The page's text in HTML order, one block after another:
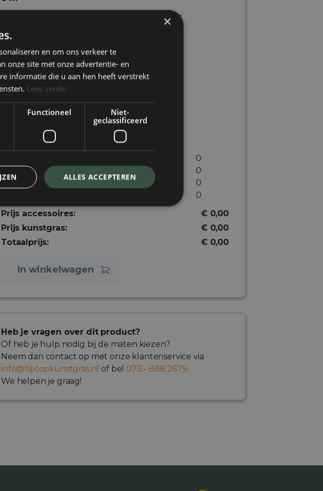
Je ontvangt de volgende stukken kunstgras:
Aantal naden:
Minimaal
Snijverlies:
0m²
€ 0,00
Maak jou bestelling af met de volgende
benodigdheden:
Kunstgras ankers € 1,25
Kunstgraskit € 14,95
Prijs accessoires:
€ 0,00
Prijs kunstgras:
€ 0,00
Totaalprijs:
€ 0,00
In winkelwagen
Heb je vragen over dit product?
Of heb je hulp nodig bij de maten kiezen?
Neem dan contact op met onze klantenservice via
info@tiptopkunstgras.nl of bel 073 - 888 2679.
We helpen je graag!
×
en om ons verkeer te
onze site met onze advertentie- en
informatie die u aan hen heeft verstrekt
Lees verder
Functioneel
Niet-
geclassificeerd
ALLES ACCEPTEREN